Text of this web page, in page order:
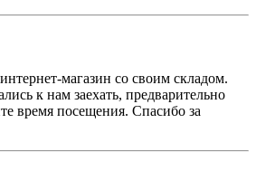
магазин со своим складом.
к нам заехать, предварительно
время посещения. Спасибо за